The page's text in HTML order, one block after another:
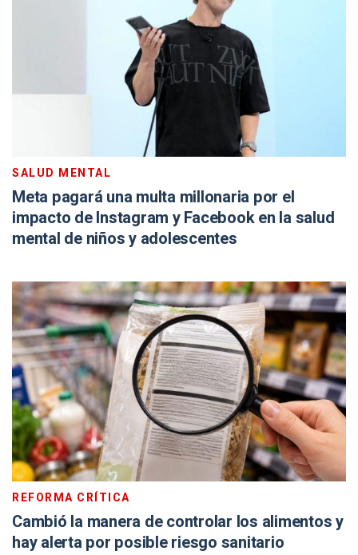
SALUD MENTAL
Meta pagará una multa millonaria por el
impacto de Instagram y Facebook en la salud
mental de niños y adolescentes
REFORMA CRÍTICA
Cambió la manera de controlar los alimentos y
hay alerta por posible riesgo sanitario